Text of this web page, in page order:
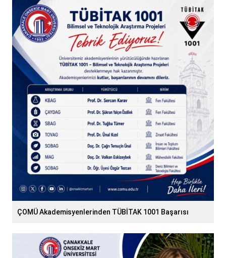
ÇOMÜ Akademisyenlerinden TÜBİTAK 1001 Başarısı